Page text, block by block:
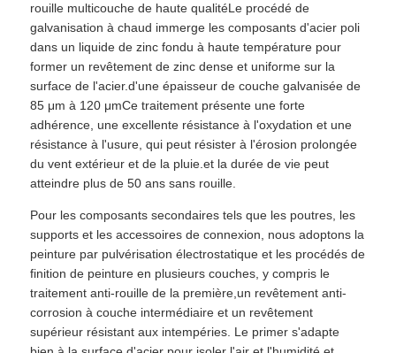
rouille multicouche de haute qualitéLe procédé de
galvanisation à chaud immerge les composants d'acier poli
dans un liquide de zinc fondu à haute température pour
former un revêtement de zinc dense et uniforme sur la
surface de l'acier.d'une épaisseur de couche galvanisée de
85 μm à 120 μmCe traitement présente une forte
adhérence, une excellente résistance à l'oxydation et une
résistance à l'usure, qui peut résister à l'érosion prolongée
du vent extérieur et de la pluie.et la durée de vie peut
atteindre plus de 50 ans sans rouille.
Pour les composants secondaires tels que les poutres, les
supports et les accessoires de connexion, nous adoptons la
peinture par pulvérisation électrostatique et les procédés de
finition de peinture en plusieurs couches, y compris le
traitement anti-rouille de la première,un revêtement anti-
corrosion à couche intermédiaire et un revêtement
supérieur résistant aux intempéries. Le primer s'adapte